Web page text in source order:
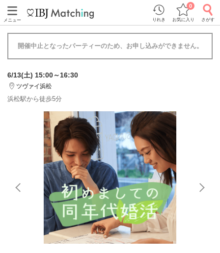
メニュー りれき お気に入り
0
さがす
開催中止となったパーティーのため、お申し込みができません。
6/13(土) 15:00～16:30
ツヴァイ浜松
浜松駅から徒歩5分